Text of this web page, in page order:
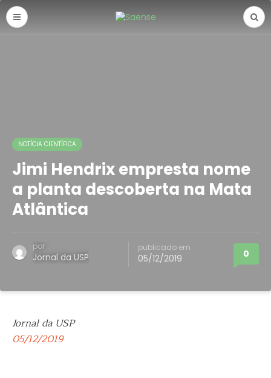
NOTÍCIA CIENTÍFICA
Jimi Hendrix empresta nome
a planta descoberta na Mata
Atlântica
por
Jornal da USP
publicado em
05/12/2019 0
Jornal da USP
05/12/2019